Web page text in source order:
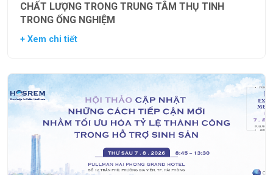
CHẤT LƯỢNG TRONG TRUNG TÂM THỤ TINH
TRONG ỐNG NGHIỆM
+ Xem chi tiết